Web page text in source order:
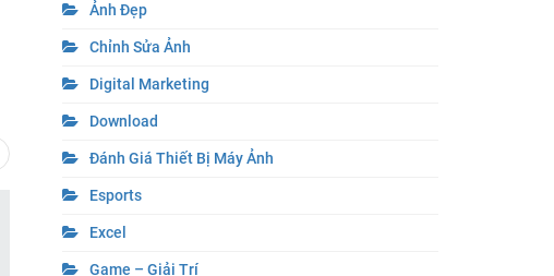
Ảnh Đẹp
Chỉnh Sửa Ảnh
Digital Marketing
Download
Đánh Giá Thiết Bị Máy Ảnh
Esports
Excel
Game – Giải Trí